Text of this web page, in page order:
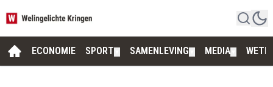
ECONOMIE SPORT SAMENLEVING MEDIA